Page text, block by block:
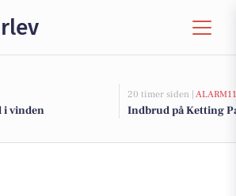
i vinden
20 timer siden |
Indbrud på Ketting